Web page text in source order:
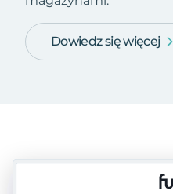
Dowiedz się więcej